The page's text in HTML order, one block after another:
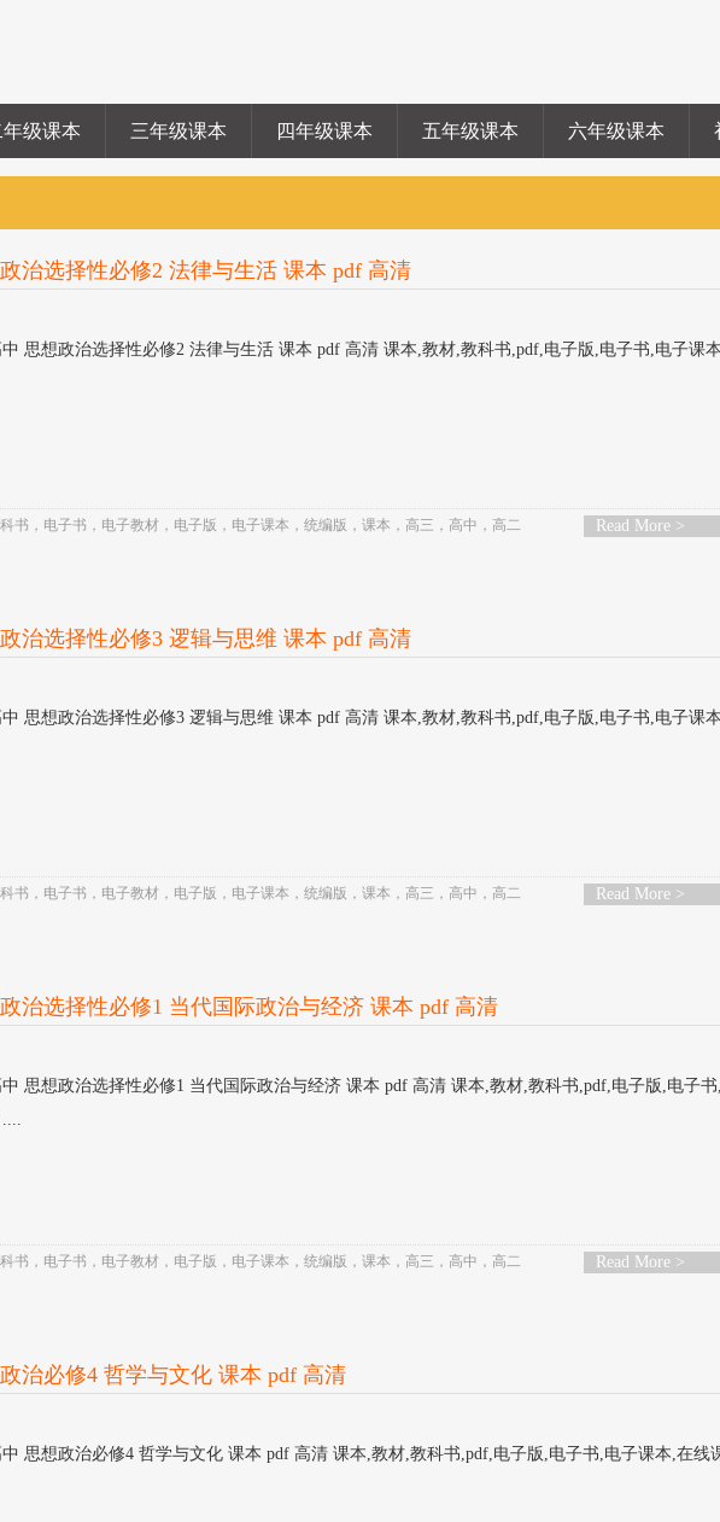
年级课本 三年级课本 四年级课本 五年级课本 六年级课本
治选择性必修2 法律与生活 课本 pdf 高清
思想政治选择性必修2 法律与生活 课本 pdf 高清 课本,教材,教科书,pdf,电子版,电子书,电子课
Read More >
书 ， 电子书 ， 电子教材 ， 电子版 ， 电子课本 ，统编版 ，课本 ，高三 ，高中 ，高二
治选择性必修3 逻辑与思维 课本 pdf 高清
思想政治选择性必修3 逻辑与思维 课本 pdf 高清 课本,教材,教科书,pdf,电子版,电子书,电子课
Read More >
书 ， 电子书 ， 电子教材 ， 电子版 ， 电子课本 ，统编版 ，课本 ，高三 ，高中 ，高二
治选择性必修1 当代国际政治与经济 课本 pdf 高清
思想政治选择性必修1 当代国际政治与经济 课本 pdf 高清 课本,教材,教科书,pdf,电子版,电子
Read More >
书 ， 电子书 ， 电子教材 ， 电子版 ， 电子课本 ，统编版 ，课本 ，高三 ，高中 ，高二
治必修4 哲学与文化 课本 pdf 高清
思想政治必修4 哲学与文化 课本 pdf 高清 课本,教材,教科书,pdf,电子版,电子书,电子课本,在线